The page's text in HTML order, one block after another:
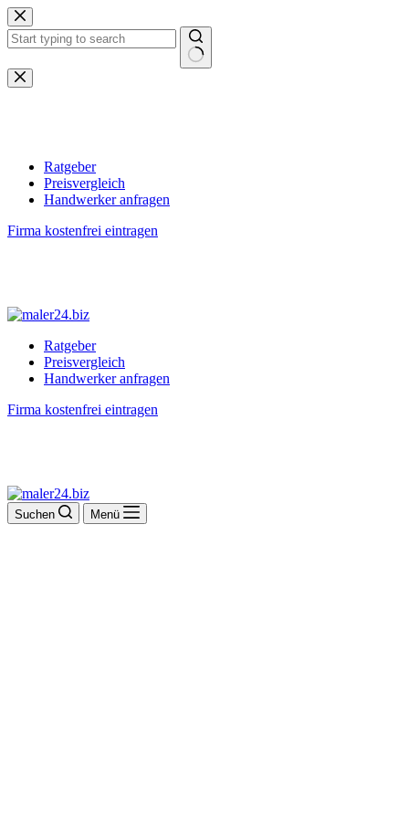
Zum
Inhalt
springen
Keine
Ergebnisse
Ratgeber
Preisvergleich
Handwerker anfragen
Firma kostenfrei eintragen
Ratgeber
Preisvergleich
Handwerker anfragen
Firma kostenfrei eintragen
Suchen Menü